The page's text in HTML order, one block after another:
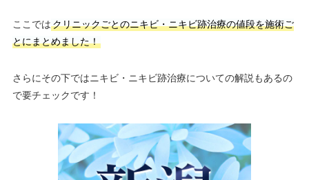
ここではクリニックごとのニキビ・ニキビ跡治療の値段を施術ご
とにまとめました！
さらにその下ではニキビ・ニキビ跡治療についての解説もあるの
で要チェックです！